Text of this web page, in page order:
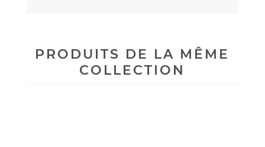
PRODUITS DE LA MÊME
COLLECTION